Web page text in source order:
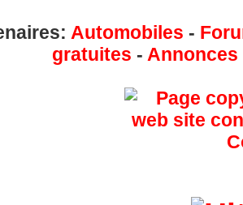
Automobiles -
gratuites -